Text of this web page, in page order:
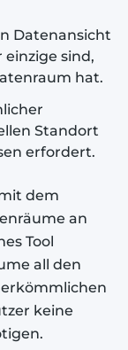
Datenansicht
sind,
hat.
Standort
erfordert.
dem
an
Tool
all den
keine